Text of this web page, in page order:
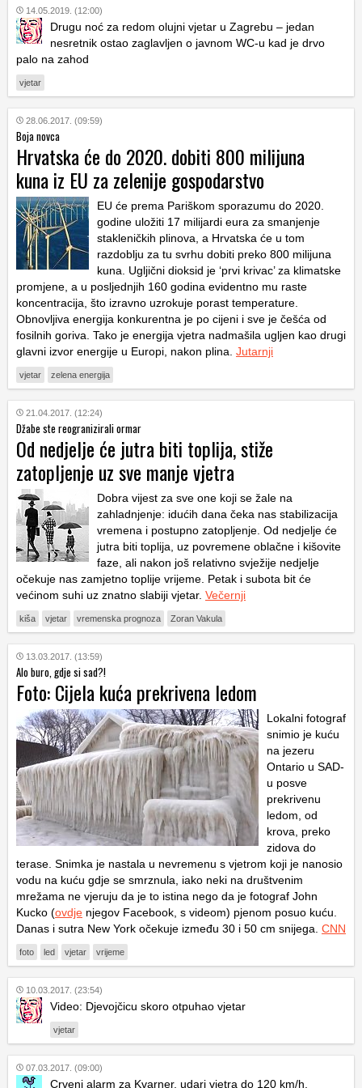
14.05.2019. (12:00)
Drugu noć za redom olujni vjetar u Zagrebu – jedan
nesretnik ostao zaglavljen o javnom WC-u kad je drvo
palo na zahod
vjetar
28.06.2017. (09:59)
Boja novca
Hrvatska će do 2020. dobiti 800 milijuna
kuna iz EU za zelenije gospodarstvo
EU će prema Pariškom sporazumu do 2020.
godine uložiti 17 milijardi eura za smanjenje
stakleničkih plinova, a Hrvatska će u tom
razdoblju za tu svrhu dobiti preko 800 milijuna
kuna. Ugljični dioksid je ‘prvi krivac’ za klimatske
promjene, a u posljednjih 160 godina evidentno mu raste
koncentracija, što izravno uzrokuje porast temperature.
Obnovljiva energija konkurentna je po cijeni i sve je češća od
fosilnih goriva. Tako je energija vjetra nadmašila ugljen kao drugi
glavni izvor energije u Europi, nakon plina. Jutarnji
vjetar zelena energija
21.04.2017. (12:24)
Džabe ste reogranizirali ormar
Od nedjelje će jutra biti toplija, stiže
zatopljenje uz sve manje vjetra
Dobra vijest za sve one koji se žale na
zahladnjenje: idućih dana čeka nas stabilizacija
vremena i postupno zatopljenje. Od nedjelje će
jutra biti toplija, uz povremene oblačne i kišovite
faze, ali nakon još relativno svježije nedjelje
očekuje nas zamjetno toplije vrijeme. Petak i subota bit će
većinom suhi uz znatno slabiji vjetar. Večernji
kiša vjetar vremenska prognoza Zoran Vakula
13.03.2017. (13:59)
Alo buro, gdje si sad?!
Foto: Cijela kuća prekrivena ledom
Lokalni fotograf
snimio je kuću
na jezeru
Ontario u SAD-
u posve
prekrivenu
ledom, od
krova, preko
zidova do
terase. Snimka je nastala u nevremenu s vjetrom koji je nanosio
vodu na kuću gdje se smrznula, iako neki na društvenim
mrežama ne vjeruju da je to istina nego da je fotograf John
Kucko (ovdje njegov Facebook, s videom) pjenom posuo kuću.
Danas i sutra New York očekuje između 30 i 50 cm snijega. CNN
foto led vjetar vrijeme
10.03.2017. (23:54)
Video: Djevojčicu skoro otpuhao vjetar
vjetar
07.03.2017. (09:00)
Crveni alarm za Kvarner, udari vjetra do 120 km/h,